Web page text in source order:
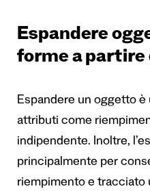
Espandere
forme a
Espandere un oggetto
attributi come
indipendente. Inoltre,
principalmente per
riempimento e tracciato